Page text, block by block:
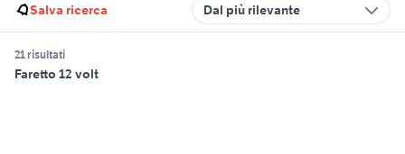
Salva ricerca Dal più rilevante
21 risultati
Faretto 12 volt